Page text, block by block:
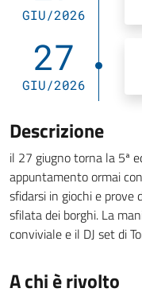
GIU/2026
27
GIU/2026
Descrizione
il 27 giugno torna la 5ª
appuntamento ormai
sfidarsi in giochi e prove
sfilata dei borghi. La
conviviale e il DJ set di
A chi è rivolto